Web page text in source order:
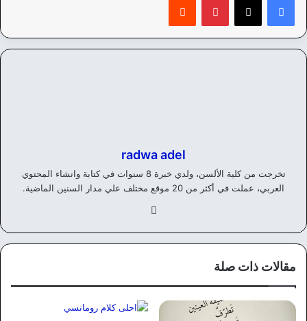
radwa adel
تخرجت من كلية الألسن، ولدي خبرة 8 سنوات في كتابة وانشاء المحتوي
العربي، عملت في أكثر من 20 موقع مختلف علي مدار السنين الماضية.
وك
مقالات ذات صلة